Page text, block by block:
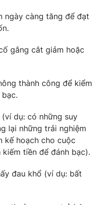
nếu không có sự chấp
ngày càng tăng để đạt
gắng cắt giảm hoặc
thành công để kiểm
dụ: có những suy
lại những trải nghiệm
kế hoạch cho cuộc
tiền để đánh bạc).
đau khổ (ví dụ: bất